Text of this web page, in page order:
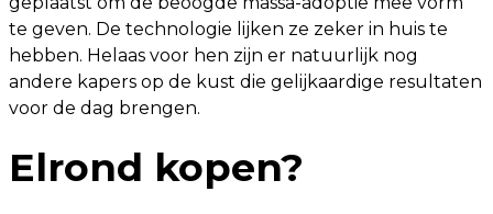
te geven. De technologie lijken ze zeker in huis te
hebben. Helaas voor hen zijn er natuurlijk nog
andere kapers op de kust die gelijkaardige resultaten
voor de dag brengen.
Elrond kopen?